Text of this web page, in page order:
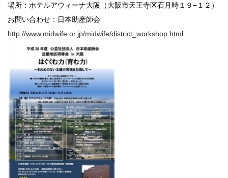
場所：ホテルアウィーナ大阪（大阪市天王寺区石月時１９−１２）
お問い合わせ：日本助産師会
http://www.midwife.or.jp/midwife/district_workshop.html